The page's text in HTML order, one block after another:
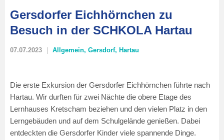
Gersdorfer Eichhörnchen zu
Besuch in der SCHKOLA Hartau
07.07.2023 Allgemein, Gersdorf, Hartau
Die erste Exkursion der Gersdorfer Eichhörnchen führte nach
Hartau. Wir durften für zwei Nächte die obere Etage des
Lernhauses Kretscham beziehen und den vielen Platz in den
Lerngebäuden und auf dem Schulgelände genießen. Dabei
entdeckten die Gersdorfer Kinder viele spannende Dinge.